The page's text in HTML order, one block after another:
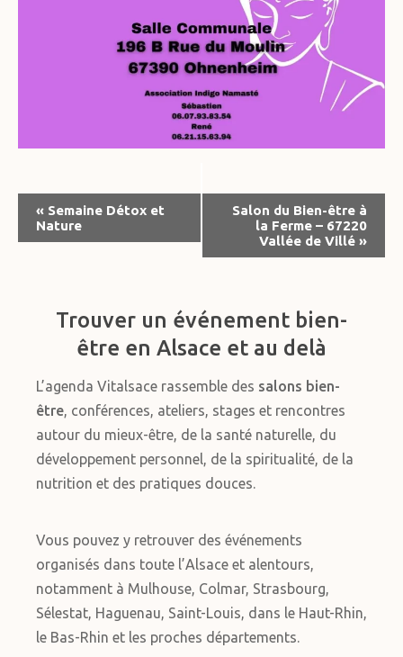
Navigation
Évènement
« Semaine Détox et
Nature
Salon du Bien-être à
la Ferme – 67220
Vallée de Villé »
Trouver un événement bien-
être en Alsace et au delà
L’agenda Vitalsace rassemble des salons bien-
être, conférences, ateliers, stages et rencontres
autour du mieux-être, de la santé naturelle, du
développement personnel, de la spiritualité, de la
nutrition et des pratiques douces.
Vous pouvez y retrouver des événements
organisés dans toute l’Alsace et alentours,
notamment à Mulhouse, Colmar, Strasbourg,
Sélestat, Haguenau, Saint-Louis, dans le Haut-Rhin,
le Bas-Rhin et les proches départements.